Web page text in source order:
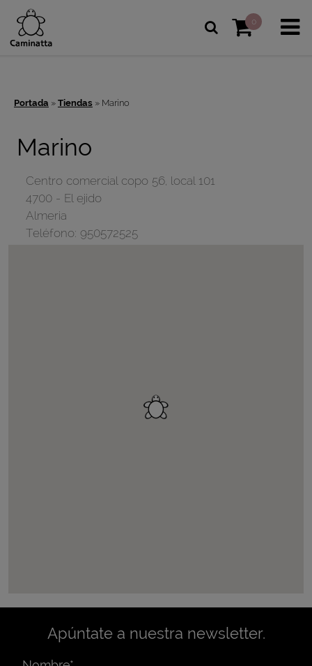
0
Portada » Tiendas » Marino
Marino
Centro comercial copo 56, local 101
4700- El ejido
Almeria
Teléfono: 950572525
Apúntate a nuestra newsletter.